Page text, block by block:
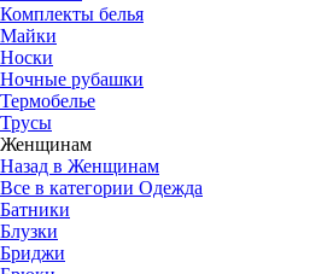
Комплекты белья
Майки
Носки
Ночные рубашки
Термобелье
Трусы
Женщинам
Назад в Женщинам
Все в категории Одежда
Батники
Блузки
Бриджи